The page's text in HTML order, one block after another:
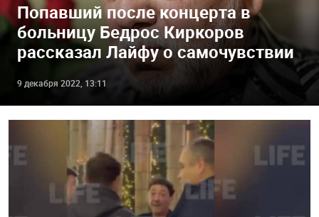
Попавший после концерта в
больницу Бедрос Киркоров
рассказал Лайфу о самочувствии
9 декабря 2022, 13:11